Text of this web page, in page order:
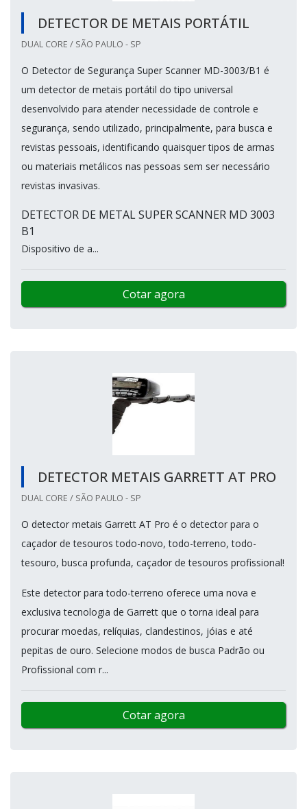
DETECTOR DE METAIS PORTÁTIL
DUAL CORE / SÃO PAULO - SP
O Detector de Segurança Super Scanner MD-3003/B1 é
um detector de metais portátil do tipo universal
desenvolvido para atender necessidade de controle e
segurança, sendo utilizado, principalmente, para busca e
revistas pessoais, identificando quaisquer tipos de armas
ou materiais metálicos nas pessoas sem ser necessário
revistas invasivas.
DETECTOR DE METAL SUPER SCANNER MD 3003
B1
Dispositivo de a...
Cotar agora
DETECTOR METAIS GARRETT AT PRO
DUAL CORE / SÃO PAULO - SP
O detector metais Garrett AT Pro é o detector para o
caçador de tesouros todo-novo, todo-terreno, todo-
tesouro, busca profunda, caçador de tesouros profissional!
Este detector para todo-terreno oferece uma nova e
exclusiva tecnologia de Garrett que o torna ideal para
procurar moedas, relíquias, clandestinos, jóias e até
pepitas de ouro. Selecione modos de busca Padrão ou
Profissional com r...
Cotar agora